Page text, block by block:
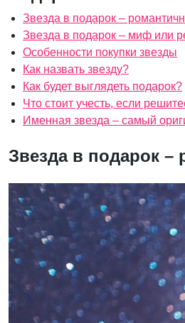
Звезда в подарок –
Звезда в подарок – миф или
Особенности покупки звезды
Как назвать звезду?
Как будет выглядеть подарок?
Что стоит учесть, если
Именная звезда – самый
Звезда в подарок